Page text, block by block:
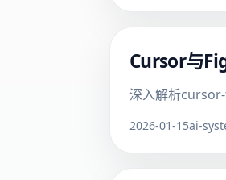
Cursor与
深入解析
2026-01-15ai-